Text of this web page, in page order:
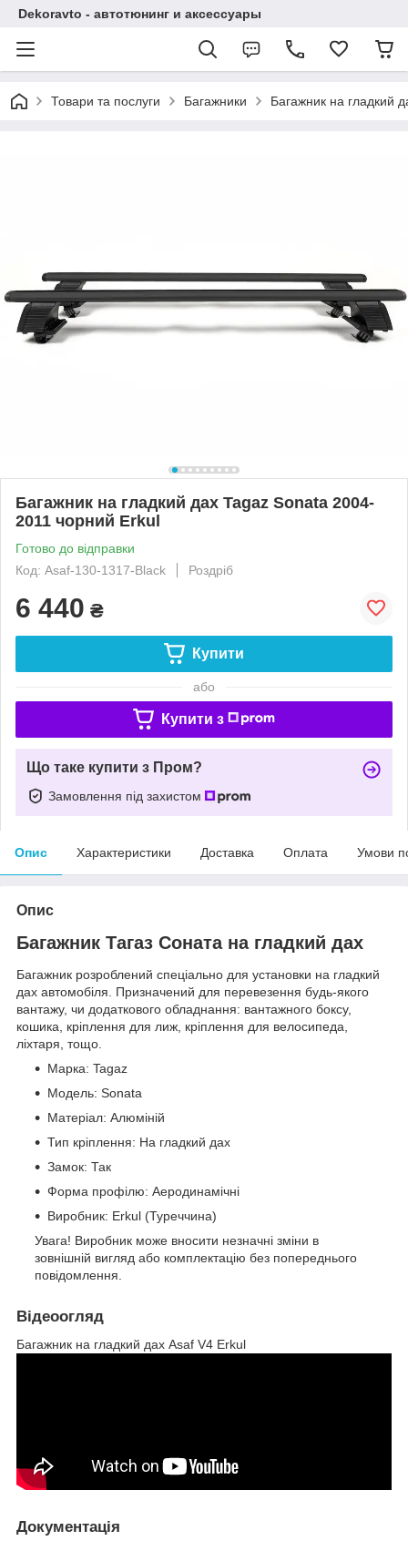
Dekoravto - автотюнинг и аксессуары
Товари та послуги Багажники Багажник на гладкий
Багажник на гладкий дах Tagaz Sonata 2004-
2011 чорний Erkul
Готово до відправки
Код: Asaf-130-1317-Black
Роздріб
6 440 ₴
Купити
або
Купити з
Що таке купити з Пром?
Замовлення під захистом
Опис Характеристики Доставка Оплата Умови
Опис
Багажник Тагаз Соната на гладкий дах
Багажник розроблений спеціально для установки на гладкий
дах автомобіля. Призначений для перевезення будь-якого
вантажу, чи додаткового обладнання: вантажного боксу,
кошика, кріплення для лиж, кріплення для велосипеда,
ліхтаря, тощо.
Марка: Tagaz
Модель: Sonata
Матеріал: Алюміній
Тип кріплення: На гладкий дах
Замок: Так
Форма профілю: Аеродинамічні
Виробник: Erkul (Туреччина)
Увага! Виробник може вносити незначні зміни в
зовнішній вигляд або комплектацію без попереднього
повідомлення.
Відеоогляд
Багажник на гладкий дах Asaf V4 Erkul
Документація